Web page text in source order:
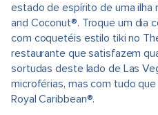
estado de espírito de uma ilha
and Coconut®. Troque um dia
com coquetéis estilo tiki no
restaurante que satisfazem
sortudas deste lado de Las
microférias, mas com tudo
Royal Caribbean®.